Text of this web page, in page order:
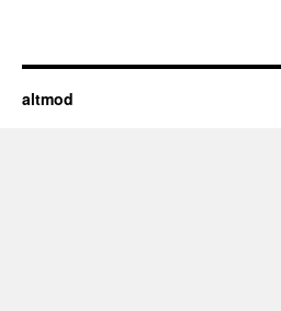
altmod